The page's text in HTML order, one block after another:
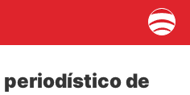
de